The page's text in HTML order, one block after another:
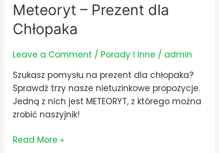
Meteoryt – Prezent dla
Chłopaka
Leave a Comment / Porady i Inne / admin
Szukasz pomysłu na prezent dla chłopaka?
Sprawdź trzy nasze nietuzinkowe propozycje.
Jedną z nich jest METEORYT, z którego można
zrobić naszyjnik!
Read More »